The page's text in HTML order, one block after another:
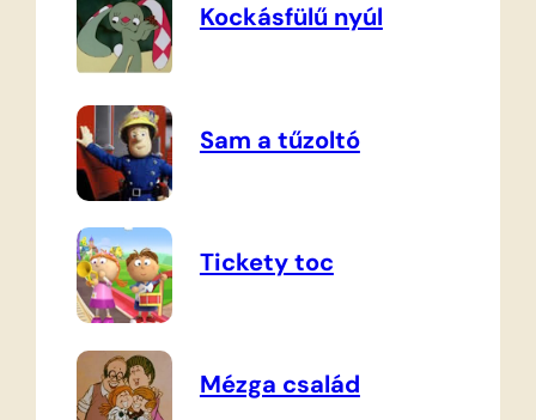
Kockásfülű nyúl
Sam a tűzoltó
Tickety toc
Mézga család